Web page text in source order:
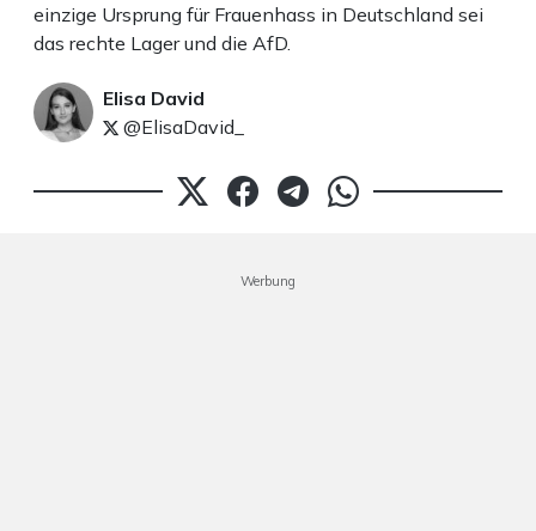
einzige Ursprung für Frauenhass in Deutschland sei
das rechte Lager und die AfD.
Elisa David
@ElisaDavid_
Werbung